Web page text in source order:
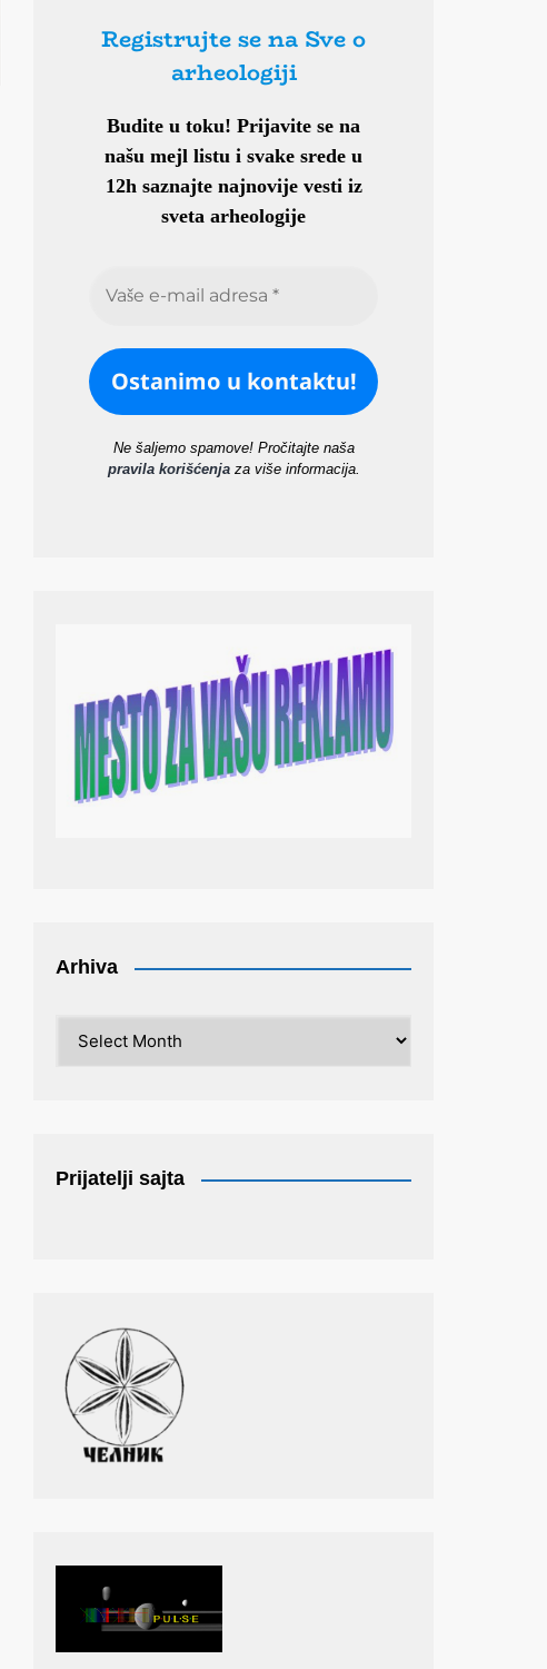
Registrujte se na Sve o
arheologiji
Budite u toku! Prijavite se na
našu mejl listu i svake srede u
12h saznajte najnovije vesti iz
sveta arheologije
Ne šaljemo spamove! Pročitajte naša
pravila korišćenjaza više informacija.
Arhiva
Prijatelji sajta